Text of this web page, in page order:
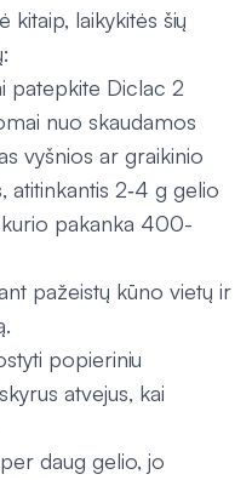
kitaip, laikykitės šių
patepkite Diclac 2
nuo skaudamos
vyšnios ar graikinio
atitinkantis 2‑4 g gelio
pakanka 400-
pažeistų kūno vietų ir
popieriniu
atvejus, kai
daug gelio, jo